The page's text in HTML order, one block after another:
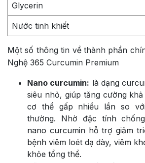
Glycerin
Nước tinh khiết
Một số thông tin về thành phần
Nghệ 365 Curcumin Premium
Nano curcumin: là dạng
siêu nhỏ, giúp tăng cường
cơ thể gấp nhiều lần so
thường. Nhờ đặc tính
nano curcumin hỗ trợ giảm
bệnh viêm loét dạ dày, viêm
khỏe tổng thể.